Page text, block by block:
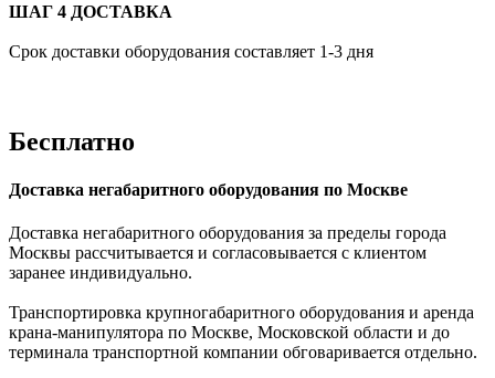
ШАГ 4 ДОСТАВКА
Срок доставки оборудования составляет 1-3 дня
Доставка негабаритного оборудования по Москве
Доставка негабаритного оборудования за пределы города
заранее индивидуально.
Транспортировка крупногабаритного оборудования и аренда
терминала транспортной компании обговаривается отдельно.
Сроки доставки и тарифы на перевозку можно узнать в